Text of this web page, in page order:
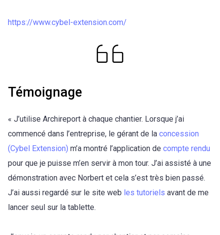
https://www.cybel-extension.com/
Témoignage
« J’utilise Archireport à chaque chantier. Lorsque j’ai
commencé dans l’entreprise, le gérant de la concession
(Cybel Extension) m’a montré l’application de compte rendu
pour que je puisse m’en servir à mon tour. J’ai assisté à une
démonstration avec Norbert et cela s’est très bien passé.
J’ai aussi regardé sur le site web les tutoriels avant de me
lancer seul sur la tablette.